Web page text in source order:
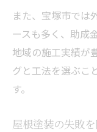
屋根塗
屋根塗
介
また、宝塚市では
ースも多く、助成
地域の施工実績が
グと工法を選ぶこ
す。
屋根塗装の失敗